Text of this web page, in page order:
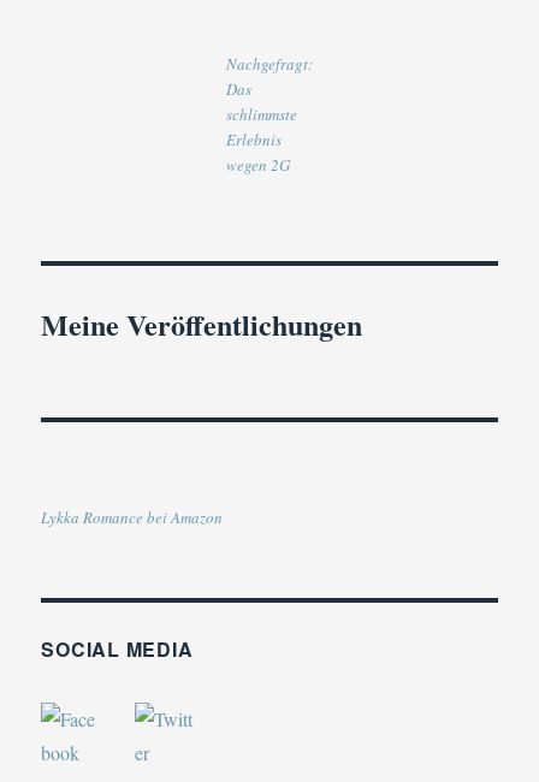
Nachgefragt:
Das
schlimmste
Erlebnis
wegen 2G
Meine Veröffentlichungen
Lykka Romance bei Amazon
SOCIAL MEDIA